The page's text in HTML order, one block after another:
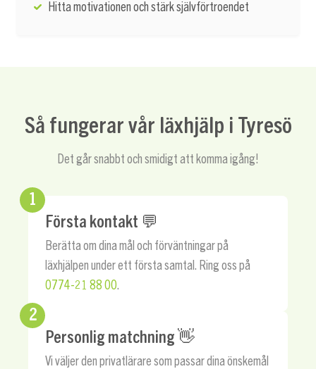
Hitta motivationen och stärk självförtroendet
Så fungerar vår läxhjälp i Tyresö
Det går snabbt och smidigt att komma igång!
1
Första kontakt 💬
Berätta om dina mål och förväntningar på
läxhjälpen under ett första samtal. Ring oss på
0774-21 88 00.
2
Personlig matchning 👋
Vi väljer den privatlärare som passar dina önskemål